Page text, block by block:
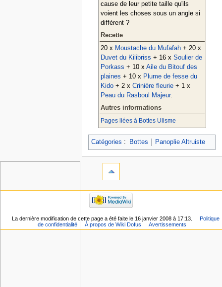
cause de leur petite taille qu'ils
voient les choses sous un angle si
différent ?
Recette
20 x Moustache du Mufafah+ 20 x
Duvet du Kilibriss + 16 x Soulier de
Porkass + 10 x Aile du Bitouf des
plaines + 10 x Plume de fesse du
Kido+ 2 x Crinière fleurie+ 1 x
Peau du Rasboul Majeur.
Autres informations
Pages liées à Bottes Ulisme
Catégories : Bottes Panoplie Altruiste
La dernière modification de cette page a été faite le 16 janvier 2008 à 17:13.
Politique
de confidentialité
À propos de Wiki Dofus Avertissements